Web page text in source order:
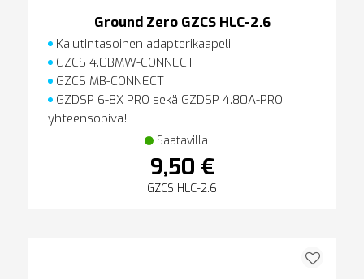
Ground Zero GZCS HLC-2.6
Kaiutintasoinen adapterikaapeli
GZCS 4.0BMW-CONNECT
GZCS MB-CONNECT
GZDSP 6-8X PRO sekä GZDSP 4.80A-PRO
yhteensopiva!
Saatavilla
9,50 €
GZCS HLC-2.6